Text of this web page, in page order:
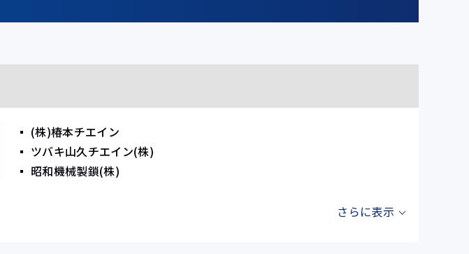
(株)椿本チエイン
ツバキ山久チエイン(株)
昭和機械製鎖(株)